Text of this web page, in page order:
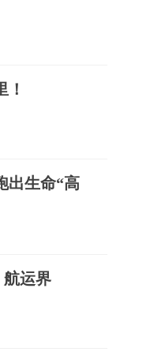
出生命“高
航运界